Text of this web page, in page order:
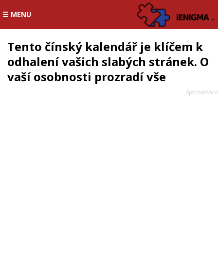
☰ MENU
Tento čínský kalendář je klíčem k
odhalení vašich slabých stránek. O
vaší osobnosti prozradí vše